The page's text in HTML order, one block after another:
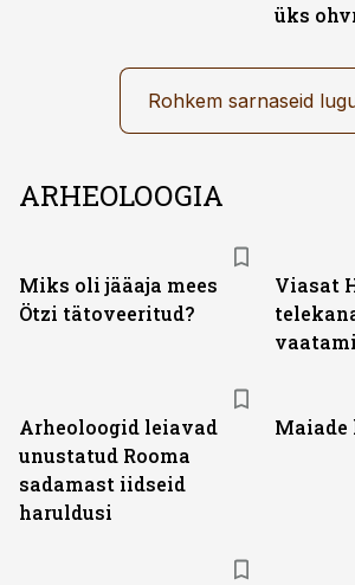
üks
Rohkem sarnaseid
ARHEOLOOGIA
Miks oli jääaja mees
Ötzi tätoveeritud?
Viasat
Arheoloogid leiavad
unustatud Rooma
sadamast iidseid
haruldusi
Maiade